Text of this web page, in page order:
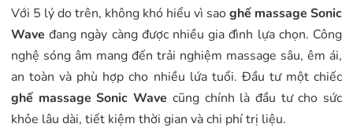
Với 5 lý do trên, không khó hiểu vì saoghế massage Sonic
Wave đang ngày càng được nhiều gia đình lựa chọn. Công
nghệ sóng âm mang đến trải nghiệm massage sâu, êm ái,
an toàn và phù hợp cho nhiều lứa tuổi. Đầu tư một chiếc
ghế massage Sonic Wave cũng chính là đầu tư cho sức
khỏe lâu dài, tiết kiệm thời gian và chi phí trị liệu.